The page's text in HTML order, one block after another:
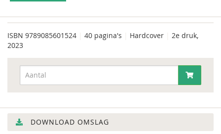
ISBN 9789085601524 40 pagina's Hardcover
2e druk,
2023
DOWNLOAD OMSLAG